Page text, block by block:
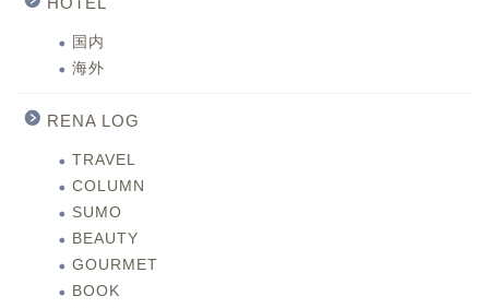
国内
海外
RENA LOG
TRAVEL
COLUMN
SUMO
BEAUTY
GOURMET
BOOK